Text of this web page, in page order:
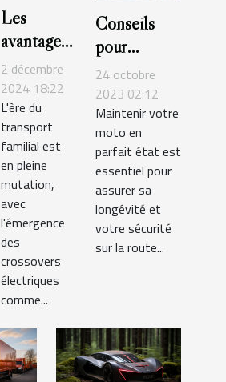
Les
avantages
des
crossovers
électriques
pour les
familles
modernes
2 décembre
2024 18:22
L'ère du
transport
familial est
en pleine
mutation,
avec
l'émergence
des
crossovers
électriques
comme...
Conseils
pour
l'entretien
et la
maintenance
de votre
moto
24 octobre
2023 02:12
Maintenir votre
moto en
parfait état est
essentiel pour
assurer sa
longévité et
votre sécurité
sur la route...